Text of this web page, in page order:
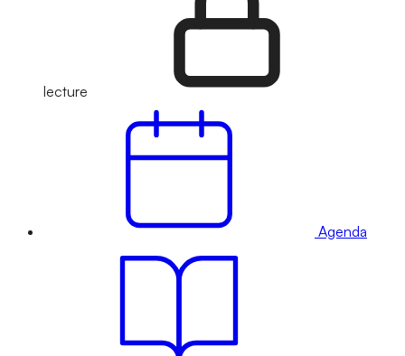
lecture
Agenda